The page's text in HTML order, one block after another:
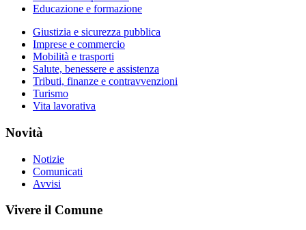
Educazione e formazione
Giustizia e sicurezza pubblica
Imprese e commercio
Mobilità e trasporti
Salute, benessere e assistenza
Tributi, finanze e contravvenzioni
Turismo
Vita lavorativa
Novità
Notizie
Comunicati
Avvisi
Vivere il Comune